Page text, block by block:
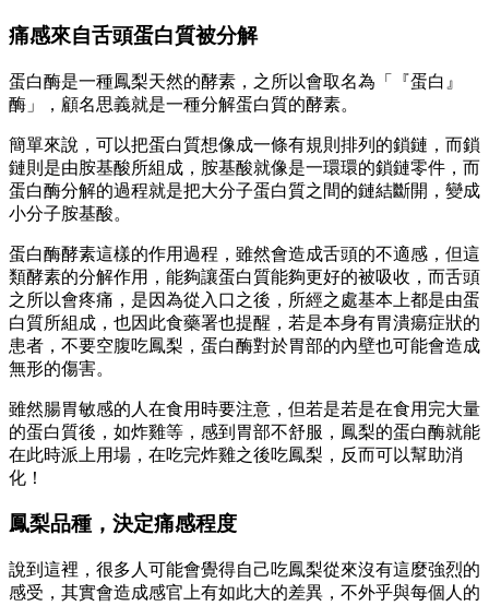
痛感來自舌頭蛋白質被分解
蛋白酶是一種鳳梨天然的酵素，之所以會取名為「『蛋白』
酶」，顧名思義就是一種分解蛋白質的酵素。
簡單來說，可以把蛋白質想像成一條有規則排列的鎖鏈，而鎖
鏈則是由胺基酸所組成，胺基酸就像是一環環的鎖鏈零件，而
蛋白酶分解的過程就是把大分子蛋白質之間的鏈結斷開，變成
小分子胺基酸。
蛋白酶酵素這樣的作用過程，雖然會造成舌頭的不適感，但這
類酵素的分解作用，能夠讓蛋白質能夠更好的被吸收，而舌頭
之所以會疼痛，是因為從入口之後，所經之處基本上都是由蛋
白質所組成，也因此食藥署也提醒，若是本身有胃潰瘍症狀的
患者，不要空腹吃鳳梨，蛋白酶對於胃部的內壁也可能會造成
無形的傷害。
雖然腸胃敏感的人在食用時要注意，但若是若是在食用完大量
的蛋白質後，如炸雞等，感到胃部不舒服，鳳梨的蛋白酶就能
在此時派上用場，在吃完炸雞之後吃鳳梨，反而可以幫助消
化！
鳳梨品種，決定痛感程度
說到這裡，很多人可能會覺得自己吃鳳梨從來沒有這麼強烈的
感受，其實會造成感官上有如此大的差異，不外乎與每個人的